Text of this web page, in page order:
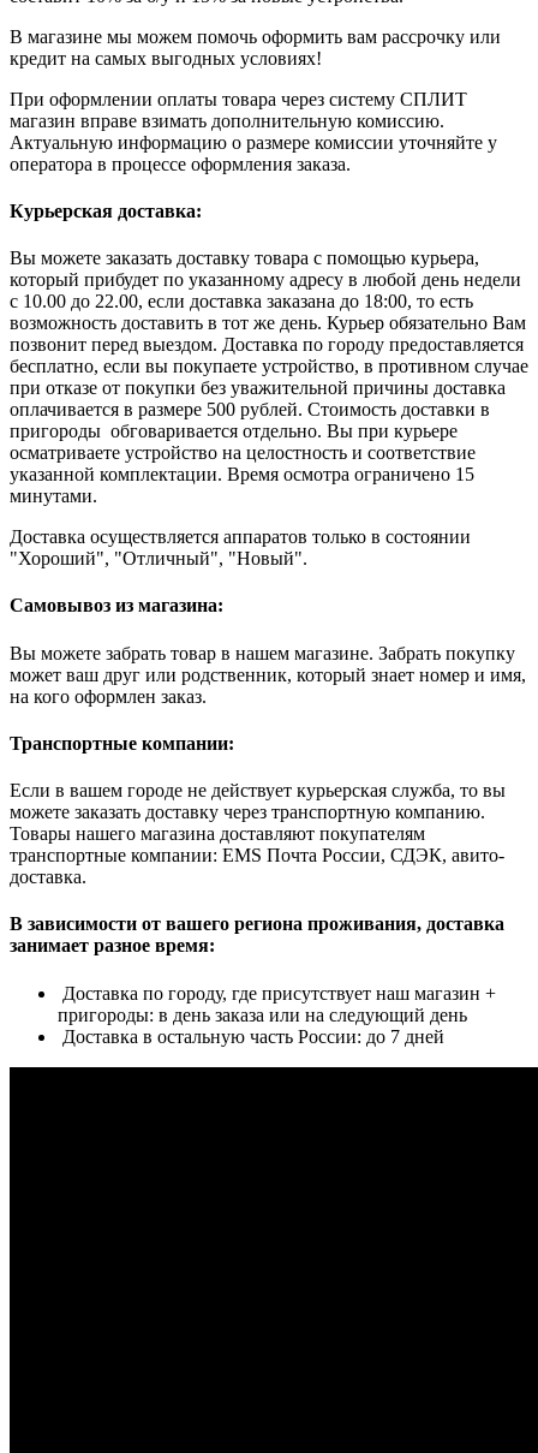
В магазине мы можем помочь оформить вам рассрочку или
кредит на самых выгодных условиях!
При оформлении оплаты товара через систему СПЛИТ
магазин вправе взимать дополнительную комиссию.
Актуальную информацию о размере комиссии уточняйте у
оператора в процессе оформления заказа.
Курьерская доставка:
Вы можете заказать доставку товара с помощью курьера,
который прибудет по указанному адресу в любой день недели
с 10.00 до 22.00, если доставка заказана до 18:00, то есть
возможность доставить в тот же день. Курьер обязательно Вам
позвонит перед выездом. Доставка по городу предоставляется
бесплатно, если вы покупаете устройство, в противном случае
при отказе от покупки без уважительной причины доставка
оплачивается в размере 500 рублей. Стоимость доставки в
пригороды обговаривается отдельно. Вы при курьере
осматриваете устройство на целостность и соответствие
указанной комплектации. Время осмотра ограничено 15
минутами.
Доставка осуществляется аппаратов только в состоянии
"Хороший", "Отличный", "Новый".
Самовывоз из магазина:
Вы можете забрать товар в нашем магазине. Забрать покупку
может ваш друг или родственник, который знает номер и имя,
на кого оформлен заказ.
Транспортные компании:
Если в вашем городе не действует курьерская служба, то вы
можете заказать доставку через транспортную компанию.
Товары нашего магазина доставляют покупателям
транспортные компании: EMS Почта России, СДЭК, авито-
доставка.
В зависимости от вашего региона проживания, доставка
занимает разное время:
Доставка по городу, где присутствует наш магазин +
пригороды: в день заказа или на следующий день
Доставка в остальную часть России: до 7 дней